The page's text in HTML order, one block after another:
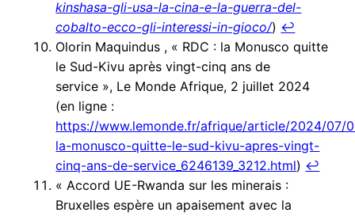
kinshasa-gli-usa-la-cina-e-la-guerra-del-
cobalto-ecco-gli-interessi-in-gioco/) ↩︎
Olorin Maquindus , « RDC : la Monusco quitte
le Sud-Kivu après vingt-cinq ans de
service », Le Monde Afrique, 2 juillet 2024
(en ligne :
https://www.lemonde.fr/afrique/article/2024/07/
la-monusco-quitte-le-sud-kivu-apres-vingt-
cinq-ans-de-service_6246139_3212.html) ↩︎
« Accord UE-Rwanda sur les minerais :
Bruxelles espère un apaisement avec la